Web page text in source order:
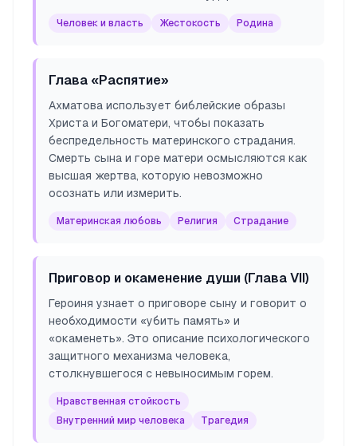
Человек и власть Жестокость Родина
Глава «Распятие»
Ахматова использует библейские образы
Христа и Богоматери, чтобы показать
беспредельность материнского страдания.
Смерть сына и горе матери осмысляются как
высшая жертва, которую невозможно
осознать или измерить.
Материнская любовь Религия Страдание
Приговор и окаменение души (Глава VII)
Героиня узнает о приговоре сыну и говорит о
необходимости «убить память» и
«окаменеть». Это описание психологического
защитного механизма человека,
столкнувшегося с невыносимым горем.
Нравственная стойкость
Внутренний мир человека
Трагедия